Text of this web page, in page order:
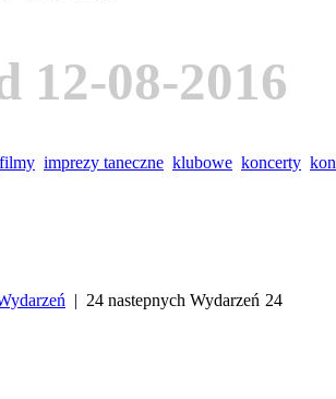
12-08-2016
filmy imprezy taneczne klubowe koncerty
| 24 nastepnych Wydarzeń